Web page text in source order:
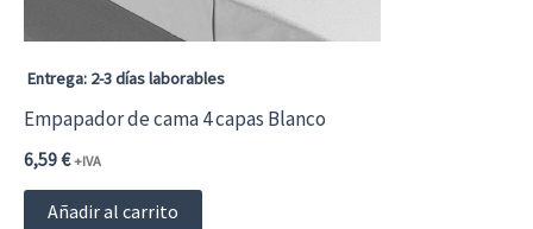
la
de
Entrega: 2-3 días laborables
Empapador de cama 4 capas Blanco
6,59€ +IVA
Añadir al carrito